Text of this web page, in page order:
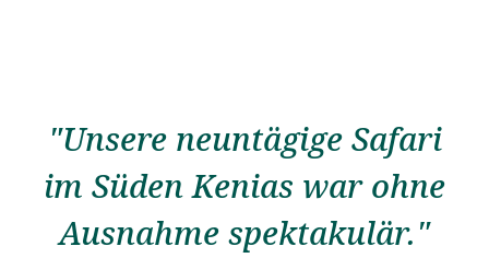
"Unsere neuntägige Safari
im Süden Kenias war ohne
Ausnahme spektakulär."